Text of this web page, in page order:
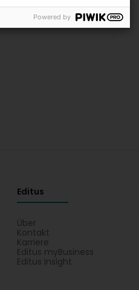
Editus
Über
Kontakt
Karriere
Editus myBusiness
Editus Insight
Powered by